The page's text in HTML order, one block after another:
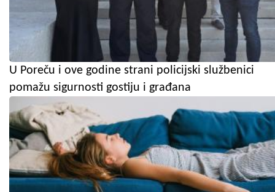
U Poreču i ove godine strani policijski službenici
pomažu sigurnosti gostiju i građana